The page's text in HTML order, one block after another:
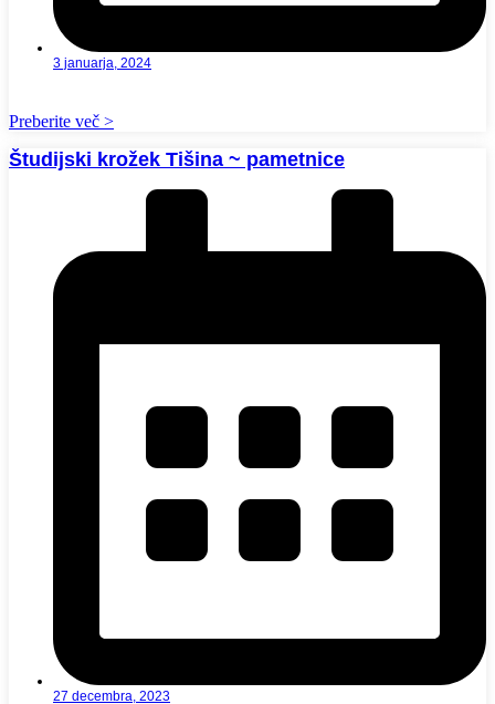
3 januarja, 2024
Preberite več >
Študijski krožek Tišina ~ pametnice
27 decembra, 2023